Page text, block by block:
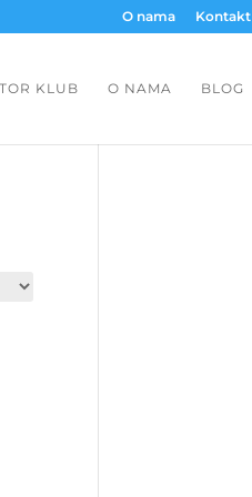
O nama Kontakt
KLUB O NAMA BLOG